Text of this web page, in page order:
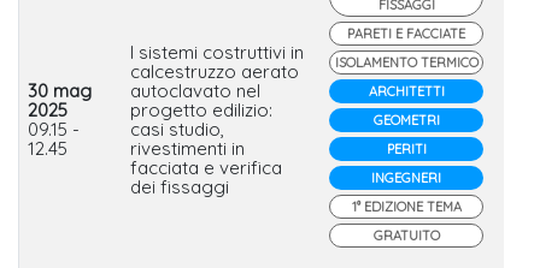
30 mag
2025
09.15 -
12.45
I sistemi costruttivi in
calcestruzzo aerato
autoclavato nel
progetto edilizio:
casi studio,
rivestimenti in
facciata e verifica
dei fissaggi
FISSAGGI
PARETI E FACCIATE
ISOLAMENTO TERMICO
ARCHITETTI
GEOMETRI
PERITI
INGEGNERI
1° EDIZIONE TEMA
GRATUITO